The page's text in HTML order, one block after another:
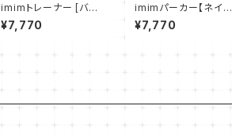
imimトレーナー [バー
ガンディ]
¥7,770
imimパーカー【ネイビ
ー】
¥7,770